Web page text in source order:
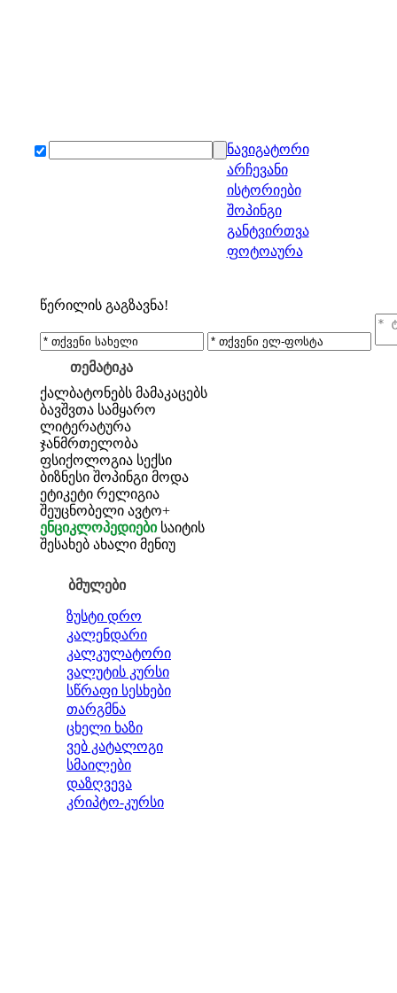
ნავიგატორი
არჩევანი
ისტორიები
შოპინგი
განტვირთვა
ფოტოაურა
წერილის გაგზავნა!
თემატიკა
ქალბატონებს მამაკაცებს
ბავშვთა სამყარო
ლიტერატურა
ჯანმრთელობა
ფსიქოლოგია სექსი
ბიზნესი შოპინგი მოდა
ეტიკეტი რელიგია
შეუცნობელი ავტო+
ენციკლოპედიები საიტის
შესახებ ახალი მენიუ
ბმულები
ზუსტი დრო
კალენდარი
კალკულატორი
ვალუტის კურსი
სწრაფი სესხები
თარგმნა
ცხელი ხაზი
ვებ კატალოგი
სმაილები
დაზღვევა
კრიპტო-კურსი